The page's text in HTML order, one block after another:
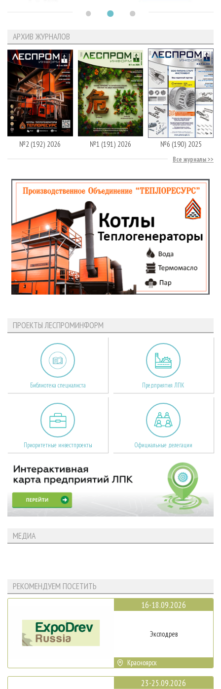
АРХИВ ЖУРНАЛОВ
№2 (192) 2026 №1 (191) 2026 №6 (190) 2025
Все журналы
ПРОЕКТЫ ЛЕСПРОМИНФОРМ
Библиотека специалиста Предприятия ЛПК
Приоритетные инвестпроекты Официальные делегации
МЕДИА
РЕКОМЕНДУЕМ ПОСЕТИТЬ
16-18.09.2026
Эксподрев
Красноярск
23-25.09.2026